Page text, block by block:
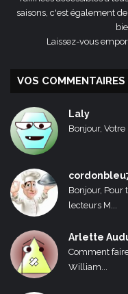
saisons, c'est également
Laissez-vous
VOS COMMENTAIRES
Laly
Bonjour, Votre
Bonjour, Pour
lecteurs M...
Arlette
Comment
William...